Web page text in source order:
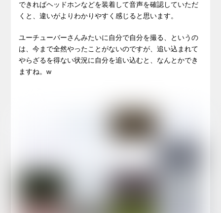
できればヘッドホンなどを装着して音声を確認していただ
くと、違いがよりわかりやすく感じると思います。
ユーチューバーさんみたいに自分で自分を撮る、というの
は、今まで全然やったことがないのですが、追い込まれて
やらざるを得ない状況に自分を追い込むと、なんとかでき
ますね。w